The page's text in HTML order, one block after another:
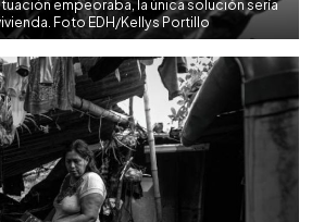
empeoraba, la única solución sería
Foto EDH/Kellys Portillo